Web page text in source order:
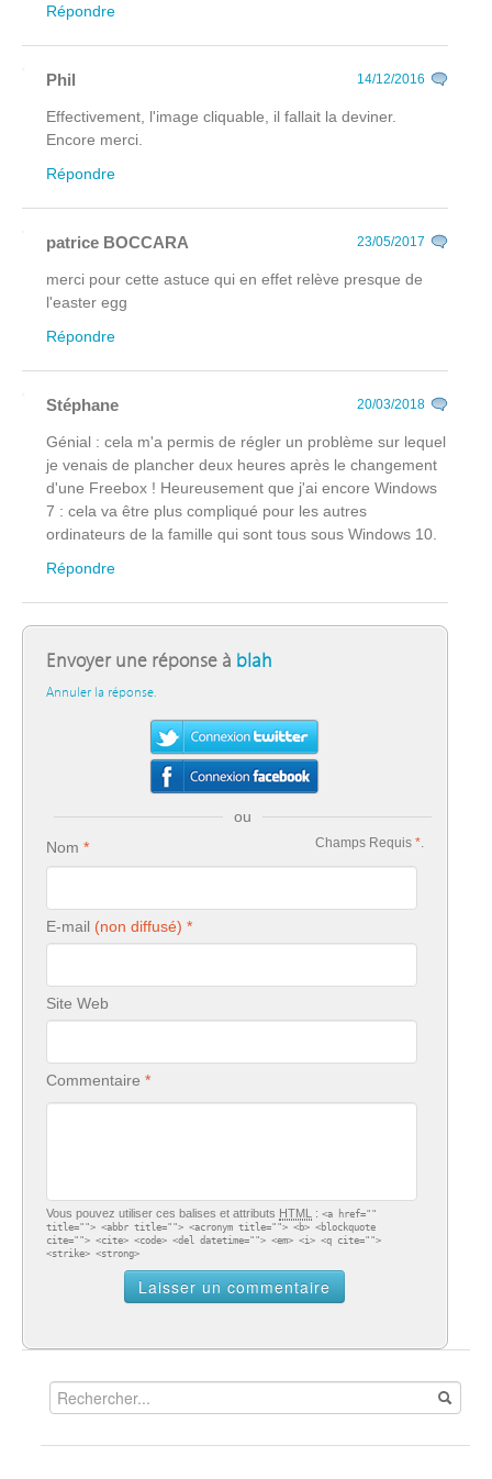
Répondre
Phil 14/12/2016
Effectivement, l'image cliquable, il fallait la deviner.
Encore merci.
Répondre
patrice BOCCARA 23/05/2017
merci pour cette astuce qui en effet relève presque de
l'easter egg
Répondre
Stéphane 20/03/2018
Génial : cela m'a permis de régler un problème sur lequel
je venais de plancher deux heures après le changement
d'une Freebox ! Heureusement que j'ai encore Windows
7 : cela va être plus compliqué pour les autres
ordinateurs de la famille qui sont tous sous Windows 10.
Répondre
Envoyer une réponse à blah
Annuler la réponse.
ou
Champs Requis *.
Nom
E-mail
Site Web
Commentaire
Vous pouvez utiliser ces balises et attributs HTML : <a href=""
title=""> <abbr title=""> <acronym title=""> <b> <blockquote
cite=""> <cite> <code> <del datetime=""> <em> <i> <q cite="">
<strike> <strong>